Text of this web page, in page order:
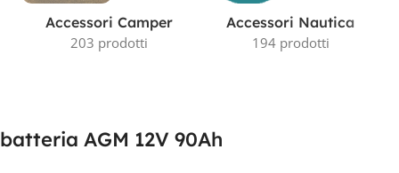
Accessori Camper
203 prodotti
Accessori Nautica
194 prodotti
batteria AGM 12V 90Ah